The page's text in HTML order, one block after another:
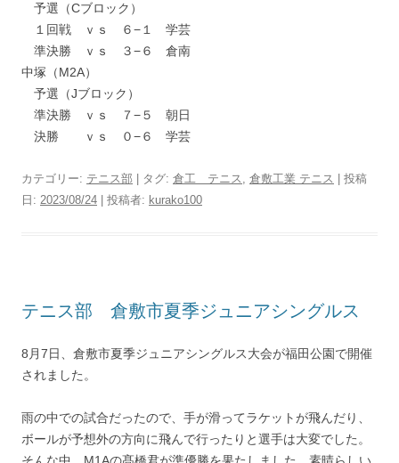
予選（Cブロック）
１回戦 ｖｓ ６−１ 学芸
準決勝 ｖｓ ３−６ 倉南
中塚（M2A）
予選（Jブロック）
準決勝 ｖｓ ７−５ 朝日
決勝 ｖｓ ０−６ 学芸
カテゴリー: テニス部 | タグ: 倉工 テニス , 倉敷工業 テニス
| 投稿
日: 2023/08/24 投稿者: kurako100
テニス部 倉敷市夏季ジュニアシングルス
8月7日、倉敷市夏季ジュニアシングルス大会が福田公園で開催
されました。
雨の中での試合だったので、手が滑ってラケットが飛んだり、
ボールが予想外の方向に飛んで行ったりと選手は大変でした。